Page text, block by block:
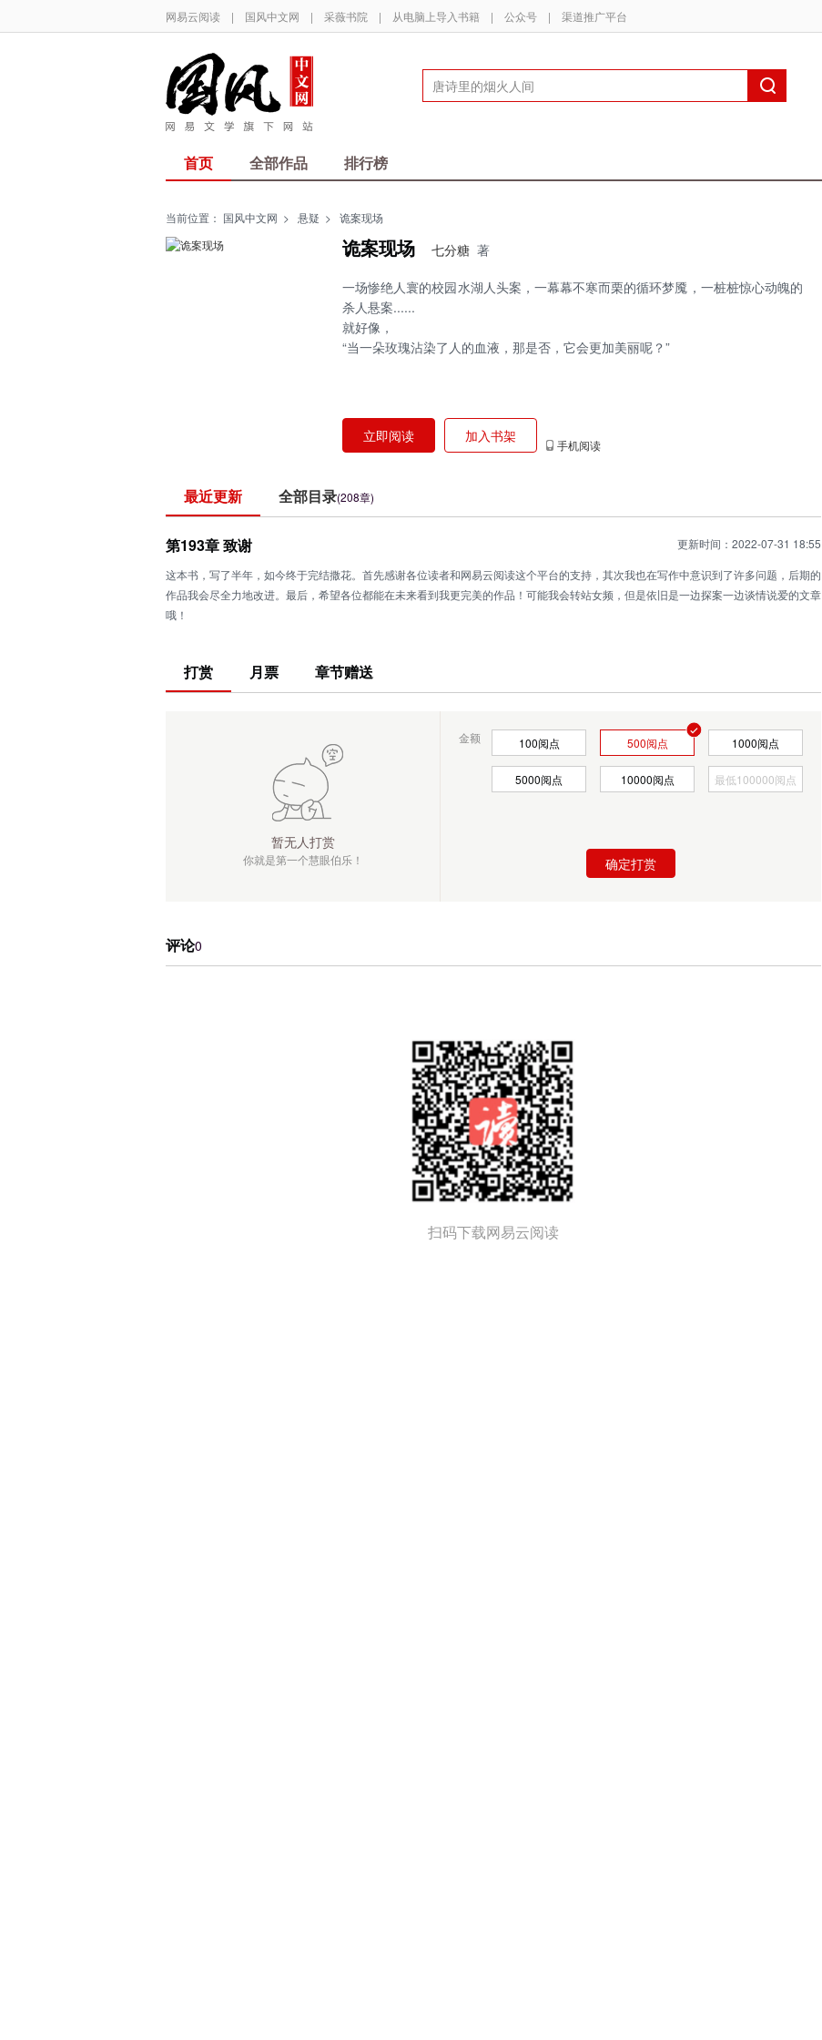
网易云阅读 | 国风中文网 | 采薇书院 | 从电脑上导入书籍 | 公众号 | 渠道推广平台
首页 全部作品 排行榜
当前位置： 国风中文网 > 悬疑 > 诡案现场
诡案现场 七分糖 著
一场惨绝人寰的校园水湖人头案，一幕幕不寒而栗的循环梦魇，一桩桩惊心动魄的
杀人悬案......
就好像，
“当一朵玫瑰沾染了人的血液，那是否，它会更加美丽呢？”
立即阅读 加入书架
手机阅读
最近更新 全部目录(208章)
第193章 致谢
更新时间：2022-07-31 18:55
这本书，写了半年，如今终于完结撒花。首先感谢各位读者和网易云阅读这个平台的支持，其次我也在写作中意识到了许多问题，后期的
作品我会尽全力地改进。最后，希望各位都能在未来看到我更完美的作品！可能我会转站女频，但是依旧是一边探案一边谈情说爱的文章
哦！
打赏 月票 章节赠送
暂无人打赏
你就是第一个慧眼伯乐！
金额 100阅点 500阅点 1000阅点
5000阅点 10000阅点
确定打赏
评论0
扫码下载网易云阅读